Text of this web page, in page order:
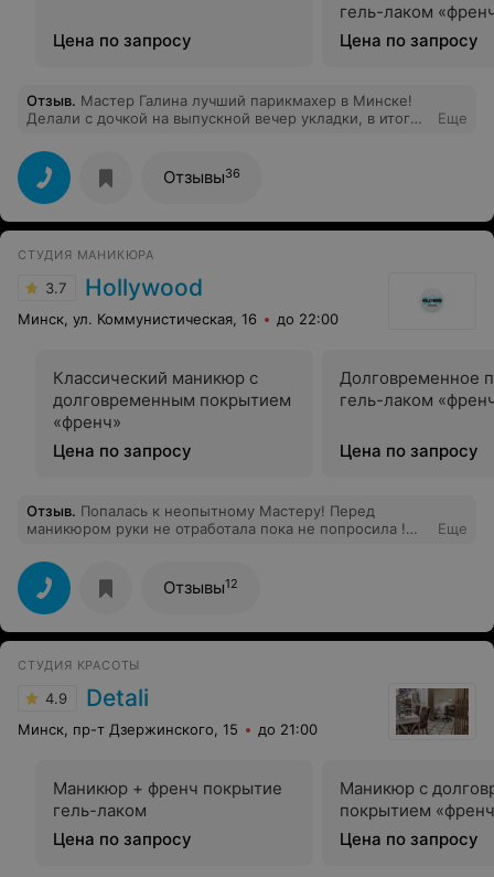
Цена по запросу
гель-лаком
Цена по запросу
Отзыв. Мастер Галина лучший парикмахер в Минске!
Делали с дочкой на выпускной вечер укладки, в итоге
Галине за ее профессионализм, жаль что переехали в
другой город и нет больше возможности
обслуживаться у этого мастера:(
Еще
Отзывы36
СТУДИЯ МАНИКЮРА
3.7 Hollywood
Минск, ул. Коммунистическая, 16 до 22:00
Классический маникюр с
долговременным покрытием
«френч»
Цена по запросу
Долговременное
гель-лаком
Цена по запросу
Отзыв. Попалась к неопытному Мастеру! Перед
маникюром руки не отработала пока не попросила !
Еще
Отзывы12
СТУДИЯ КРАСОТЫ
4.9 Detali
Минск, пр-т Дзержинского, 15 до 21:00
Маникюр + френч покрытие
гель-лаком
Цена по запросу
Маникюр с
покрытием
Цена по запросу